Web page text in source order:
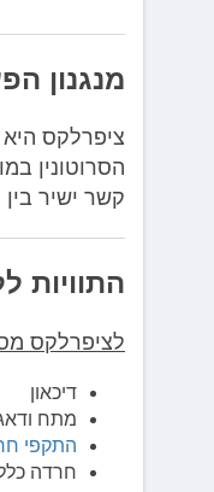
מנגנון
הסרוטונין
קשר ישיר
התוויות
לציפרלקס
דיכאון
מתח
התקפי
חרדה